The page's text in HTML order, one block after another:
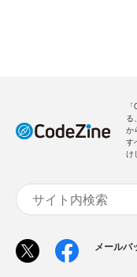
る
か
す
け
メールバ